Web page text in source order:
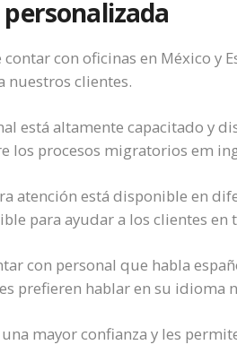
contar con oficinas en México y
nuestros clientes.
está altamente capacitado y
los procesos migratorios em
atención está disponible en
para ayudar a los clientes en
con personal que habla
prefieren hablar en su idioma
mayor confianza y les